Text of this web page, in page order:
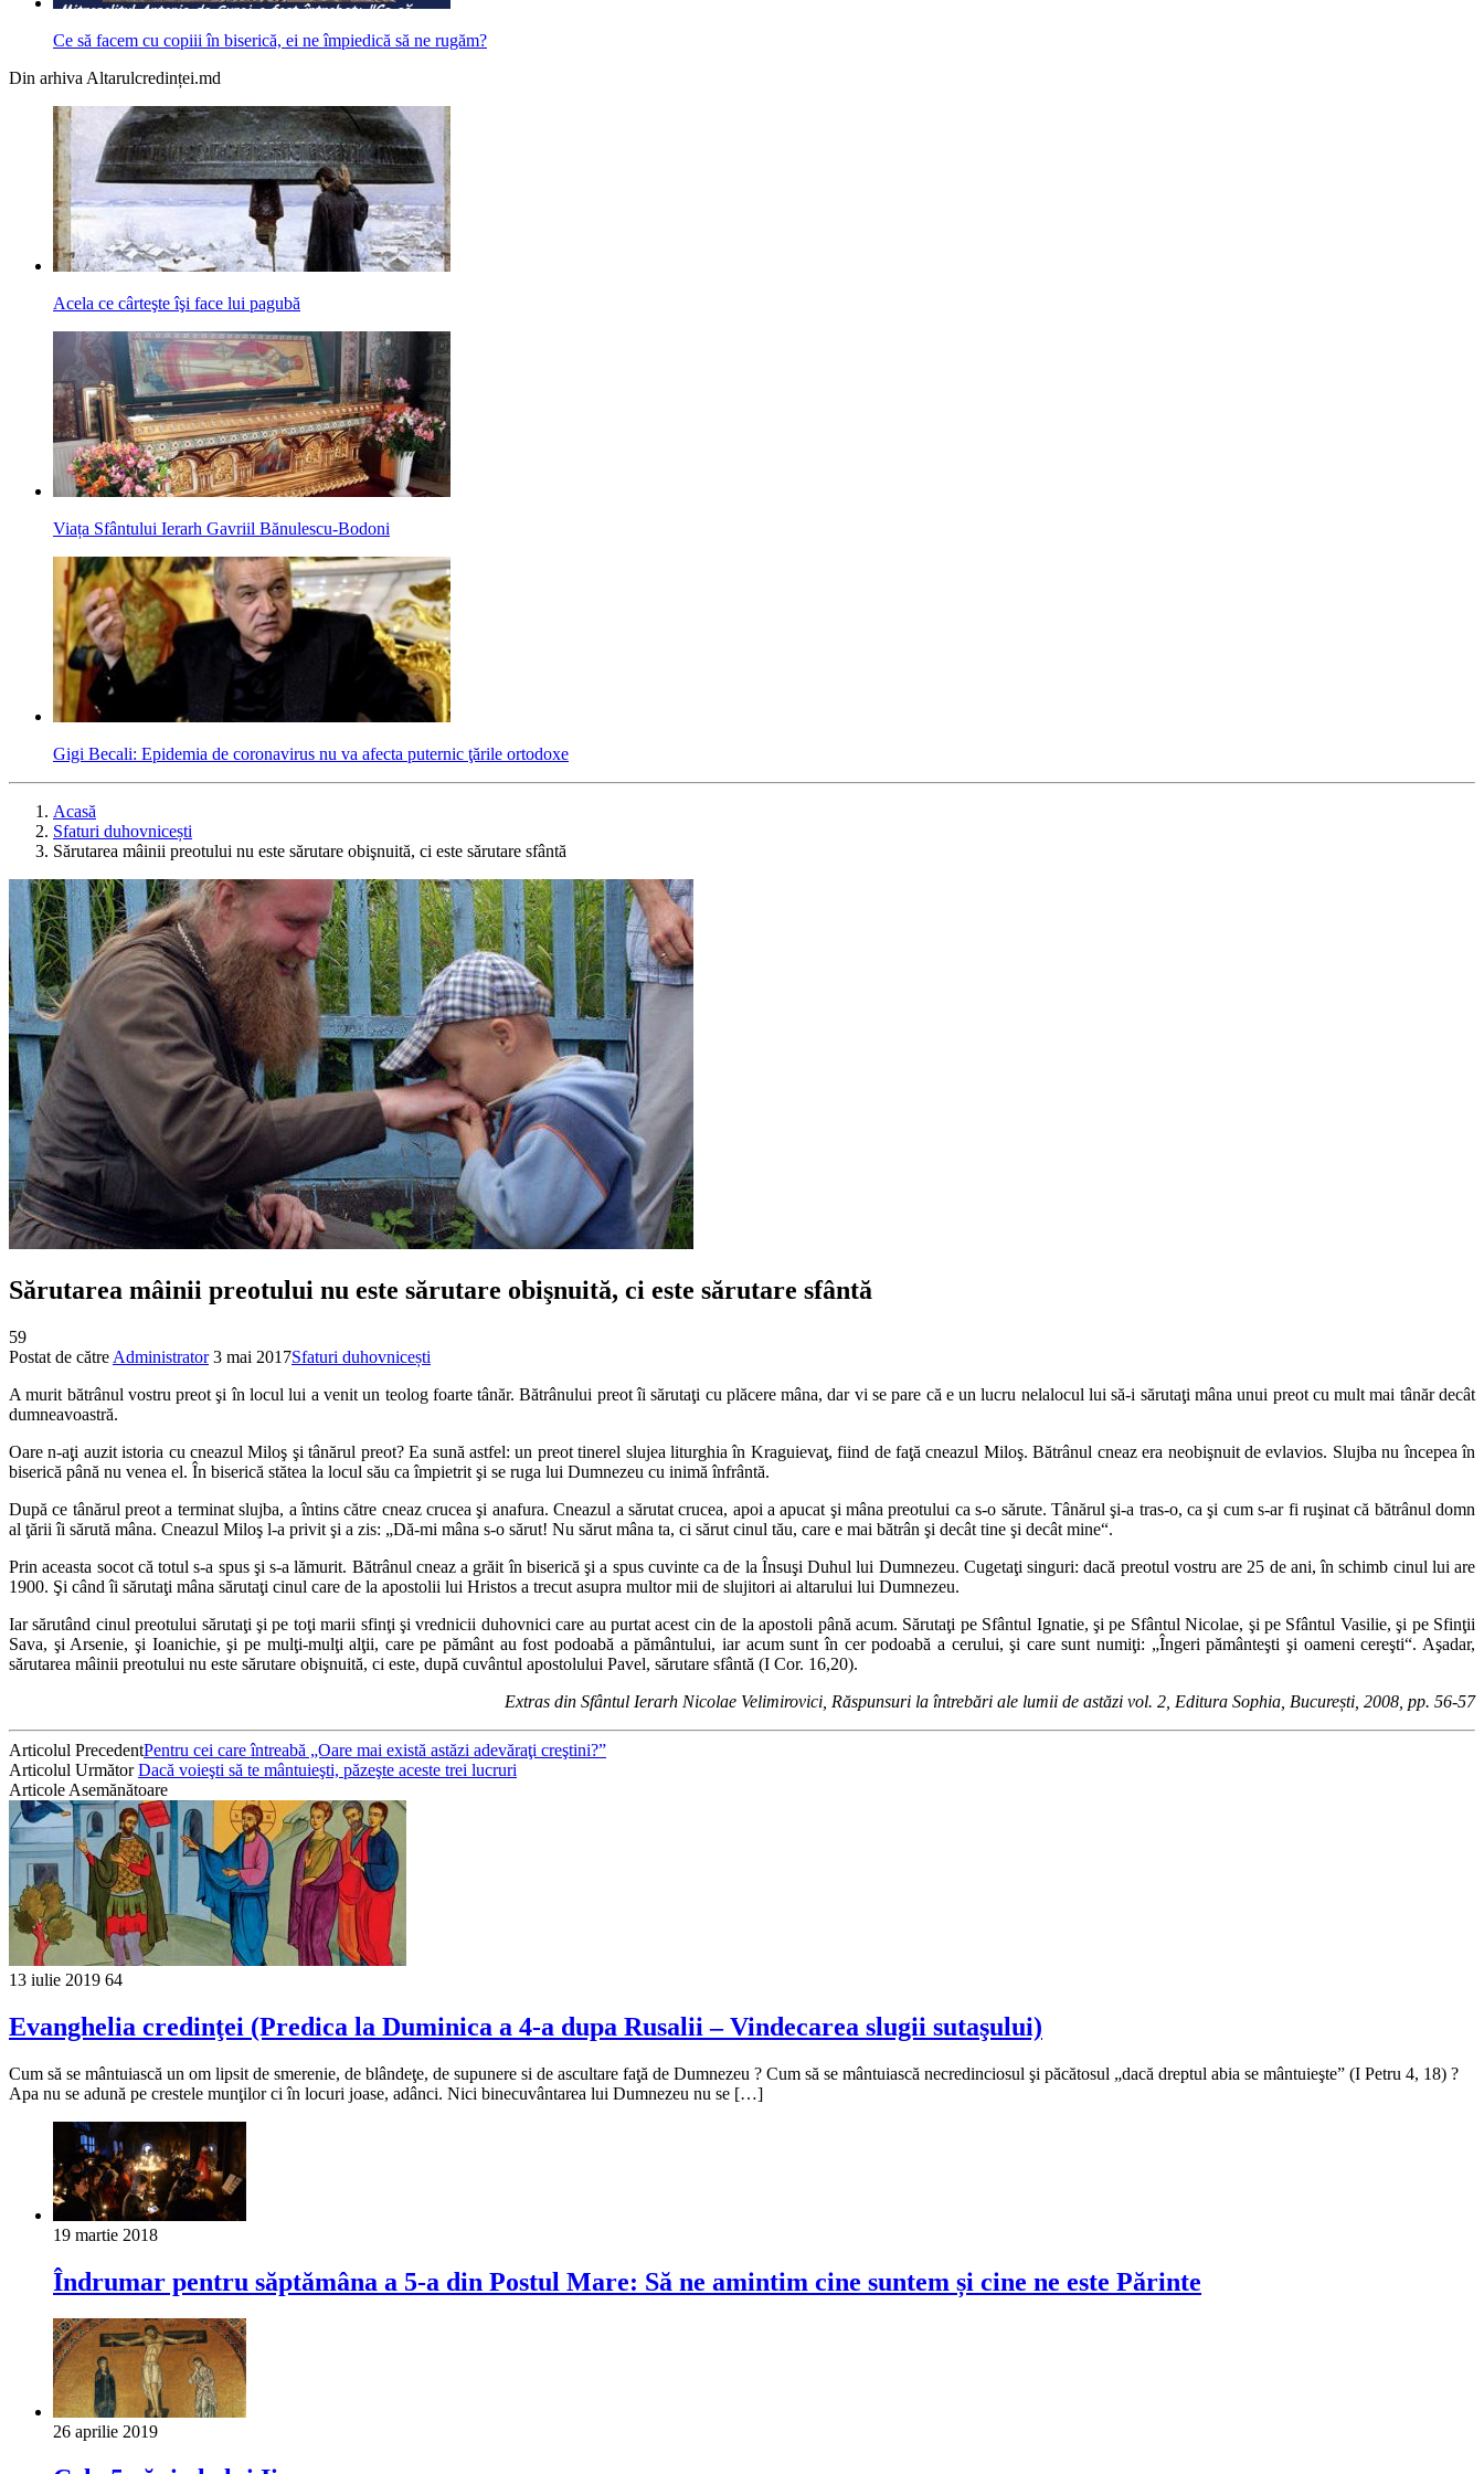
Ce să facem cu copiii în biserică, ei ne împiedică să ne rugăm?
Din arhiva Altarulcredinței.md
Acela ce cârteşte îşi face lui pagubă
Viața Sfântului Ierarh Gavriil Bănulescu-Bodoni
Gigi Becali: Epidemia de coronavirus nu va afecta puternic ţările ortodoxe
Acasă
Sfaturi duhovnicești
Sărutarea mâinii preotului nu este sărutare obişnuită, ci este sărutare sfântă
Sărutarea mâinii preotului nu este sărutare obişnuită, ci este sărutare sfântă
59
Postat de către Administrator 3 mai 2017Sfaturi duhovnicești
A murit bătrânul vostru preot şi în locul lui a venit un teolog foarte tânăr. Bătrânului preot îi sărutaţi cu plăcere mâna, dar vi se pare că e un lucru nelalocul lui să-i sărutaţi mâna unui preot cu mult mai tânăr decât
dumneavoastră.
Oare n-aţi auzit istoria cu cneazul Miloş şi tânărul preot? Ea sună astfel: un preot tinerel slujea liturghia în Kraguievaţ, fiind de faţă cneazul Miloş. Bătrânul cneaz era neobişnuit de evlavios. Slujba nu începea în
biserică până nu venea el. În biserică stătea la locul său ca împietrit şi se ruga lui Dumnezeu cu inimă înfrântă.
După ce tânărul preot a terminat slujba, a întins către cneaz crucea şi anafura. Cneazul a sărutat crucea, apoi a apucat şi mâna preotului ca s-o sărute. Tânărul şi-a tras-o, ca şi cum s-ar fi ruşinat că bătrânul domn
al ţării îi sărută mâna. Cneazul Miloş l-a privit şi a zis: „Dă-mi mâna s-o sărut! Nu sărut mâna ta, ci sărut cinul tău, care e mai bătrân şi decât tine şi decât mine“.
Prin aceasta socot că totul s-a spus şi s-a lămurit. Bătrânul cneaz a grăit în biserică şi a spus cuvinte ca de la Însuşi Duhul lui Dumnezeu. Cugetaţi singuri: dacă preotul vostru are 25 de ani, în schimb cinul lui are
1900. Şi când îi sărutaţi mâna sărutaţi cinul care de la apostolii lui Hristos a trecut asupra multor mii de slujitori ai altarului lui Dumnezeu.
Iar sărutând cinul preotului sărutaţi şi pe toţi marii sfinţi şi vrednicii duhovnici care au purtat acest cin de la apostoli până acum. Sărutaţi pe Sfântul Ignatie, şi pe Sfântul Nicolae, şi pe Sfântul Vasilie, şi pe Sfinţii
Sava, şi Arsenie, şi Ioanichie, şi pe mulţi-mulţi alţii, care pe pământ au fost podoabă a pământului, iar acum sunt în cer podoabă a cerului, şi care sunt numiţi: „Îngeri pământeşti şi oameni cereşti“. Aşadar,
sărutarea mâinii preotului nu este sărutare obişnuită, ci este, după cuvântul apostolului Pavel, sărutare sfântă (I Cor. 16,20).
Extras din Sfântul Ierarh Nicolae Velimirovici, Răspunsuri la întrebări ale lumii de astăzi vol. 2, Editura Sophia, București, 2008, pp. 56-57
Articolul PrecedentPentru cei care întreabă „Oare mai există astăzi adevăraţi creştini?”
Articolul UrmătorDacă voieşti să te mântuieşti, păzeşte aceste trei lucruri
Articole Asemănătoare
13 iulie 2019 64
Evanghelia credinţei (Predica la Duminica a 4-a dupa Rusalii – Vindecarea slugii sutaşului)
Cum să se mântuiască un om lipsit de smerenie, de blândeţe, de supunere si de ascultare faţă de Dumnezeu ? Cum să se mântuiască necredinciosul şi păcătosul „dacă dreptul abia se mântuieşte” (I Petru 4, 18) ?
Apa nu se adună pe crestele munţilor ci în locuri joase, adânci. Nici binecuvântarea lui Dumnezeu nu se […]
19 martie 2018
Îndrumar pentru săptămâna a 5-a din Postul Mare: Să ne amintim cine suntem și cine ne este Părinte
26 aprilie 2019